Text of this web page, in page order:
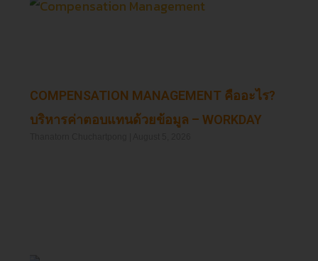
COMPENSATION MANAGEMENT คืออะไร?
บริหารค่าตอบแทนด้วยข้อมูล – WORKDAY